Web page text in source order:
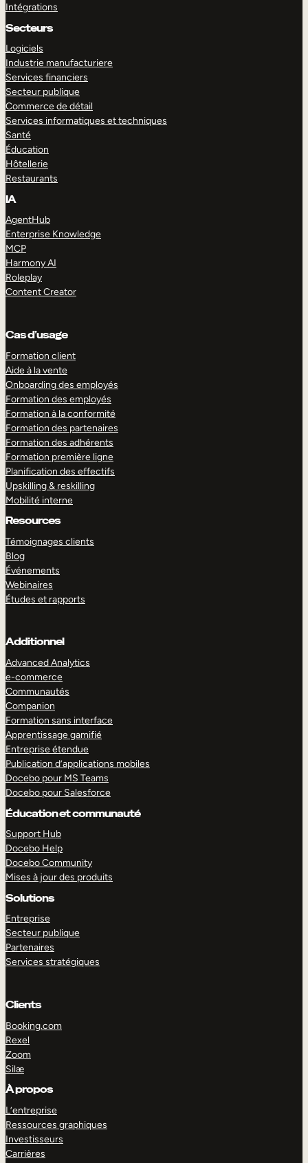
Intégrations
Secteurs
Logiciels
Industrie manufacturiere
Services financiers
Secteur publique
Commerce de détail
Services informatiques et techniques
Santé
Éducation
Hôtellerie
Restaurants
IA
AgentHub
Enterprise Knowledge
MCP
Harmony AI
Roleplay
Content Creator
Cas d’usage
Formation client
Aide à la vente
Onboarding des employés
Formation des employés
Formation à la conformité
Formation des partenaires
Formation des adhérents
Formation première ligne
Planification des effectifs
Upskilling & reskilling
Mobilité interne
Resources
Témoignages clients
Blog
Événements
Webinaires
Études et rapports
Additionnel
Advanced Analytics
e-commerce
Communautés
Companion
Formation sans interface
Apprentissage gamifié
Entreprise étendue
Publication d’applications mobiles
Docebo pour MS Teams
Docebo pour Salesforce
Éducation et communauté
Support Hub
Docebo Help
Docebo Community
Mises à jour des produits
Solutions
Entreprise
Secteur publique
Partenaires
Services stratégiques
Clients
Booking.com
Rexel
Zoom
Silæ
À propos
L’entreprise
Ressources graphiques
Investisseurs
Carrières